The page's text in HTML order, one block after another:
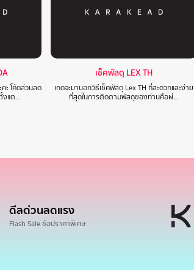
ะ โค้ดส่วนลด
งแต…
เช็คพัสดุ LEX TH
เกดจะมาบอกวิธีเช็คพัสดุ Lex TH ที่สะดวกและง่าย
ที่สุดในการติดตามพัสดุของท่านคือผ่…
ดีลด่วนลดแรง
Flash Sale ช้อปราคาพิเศษ